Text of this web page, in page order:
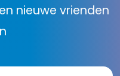
nieuwe vrienden